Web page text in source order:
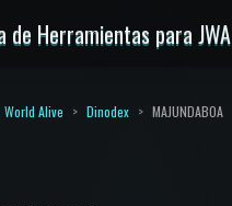
de Herramientas para JWA
World Alive Dinodex MAJUNDABOA